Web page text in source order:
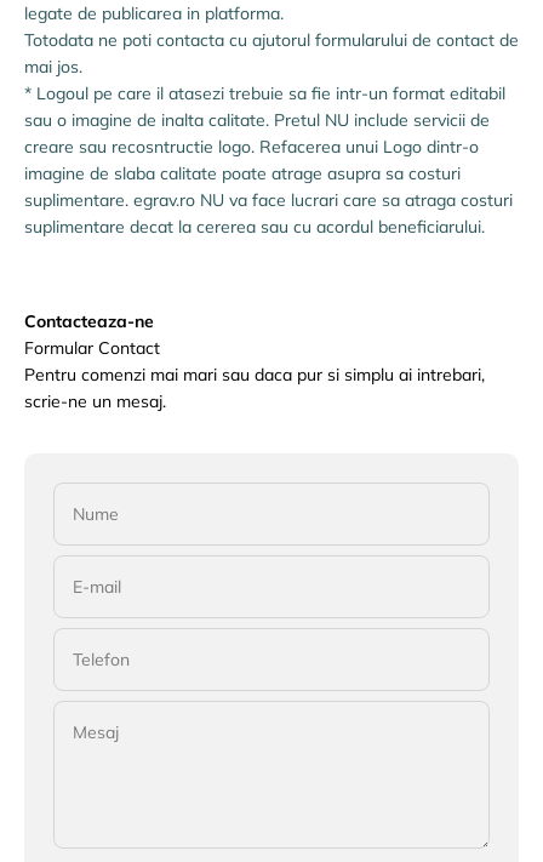
legate de publicarea in platforma.
Totodata ne poti contacta cu ajutorul formularului de contact de
mai jos.
* Logoul pe care il atasezi trebuie sa fie intr-un format editabil
sau o imagine de inalta calitate. Pretul NU include servicii de
creare sau recosntructie logo. Refacerea unui Logo dintr-o
imagine de slaba calitate poate atrage asupra sa costuri
suplimentare. egrav.ro NU va face lucrari care sa atraga costuri
suplimentare decat la cererea sau cu acordul beneficiarului.
Contacteaza-ne
Formular Contact
Pentru comenzi mai mari sau daca pur si simplu ai intrebari,
scrie-ne un mesaj.
Nume
E-mail
Telefon
Mesaj